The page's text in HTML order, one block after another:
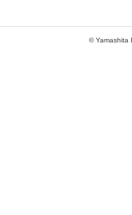
© Yamashita